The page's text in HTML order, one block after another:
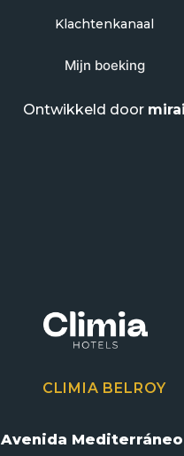
Klachtenkanaal
Mijn boeking
Ontwikkeld door mirai
CLIMIA BELROY
Avenida